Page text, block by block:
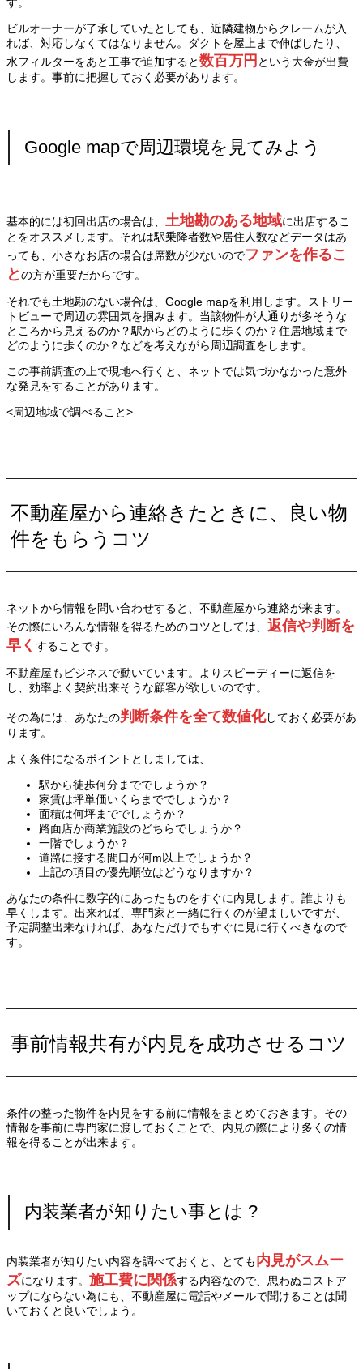
ビルオーナーが了承していたとしても、近隣建物からクレームが入
れば、対応しなくてはなりません。ダクトを屋上まで伸ばしたり、
水フィルターをあと工事で追加すると数百万円 という大金が出費
します。事前に把握しておく必要があります。
Google mapで周辺環境を見てみよう
基本的には初回出店の場合は、 土地勘のある地域に出店するこ
とをオススメします。それは駅乗降者数や居住人数などデータはあ
っても、小さなお店の場合は席数が少ないのでファンを作るこ
との方が重要だからです。
それでも土地勘のない場合は、Google mapを利用します。ストリー
トビューで周辺の雰囲気を掴みます。当該物件が人通りが多そうな
ところから見えるのか？駅からどのように歩くのか？住居地域まで
どのように歩くのか？などを考えながら周辺調査をします。
この事前調査の上で現地へ行くと、ネットでは気づかなかった意外
な発見をすることがあります。
<周辺地域で調べること>
不動産屋から連絡きたときに、良い物
件をもらうコツ
ネットから情報を問い合わせすると、不動産屋から連絡が来ます。
その際にいろんな情報を得るためのコツとしては、 返信や判断を
早く することです。
不動産屋もビジネスで動いています。よりスピーディーに返信を
し、効率よく契約出来そうな顧客が欲しいのです。
その為には、あなたの判断条件を全て数値化しておく必要があ
ります。
よく条件になるポイントとしましては、
駅から徒歩何分まででしょうか？
家賃は坪単価いくらまででしょうか？
面積は何坪まででしょうか？
路面店か商業施設のどちらでしょうか？
一階でしょうか？
道路に接する間口が何m以上でしょうか？
上記の項目の優先順位はどうなりますか？
あなたの条件に数字的にあったものをすぐに内見します。誰よりも
早くします。出来れば、専門家と一緒に行くのが望ましいですが、
予定調整出来なければ、あなただけでもすぐに見に行くべきなので
す。
事前情報共有が内見を成功させるコツ
条件の整った物件を内見をする前に情報をまとめておきます。その
情報を事前に専門家に渡しておくことで、内見の際により多くの情
報を得ることが出来ます。
内装業者が知りたい事とは ?
内装業者が知りたい内容を調べておくと、とても内見がスムー
ズになります。 施工費に関係する内容なので、思わぬコストア
ップにならない為にも、不動産屋に電話やメールで聞けることは聞
いておくと良いでしょう。